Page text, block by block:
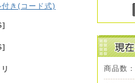
付き(コード式)
商品数